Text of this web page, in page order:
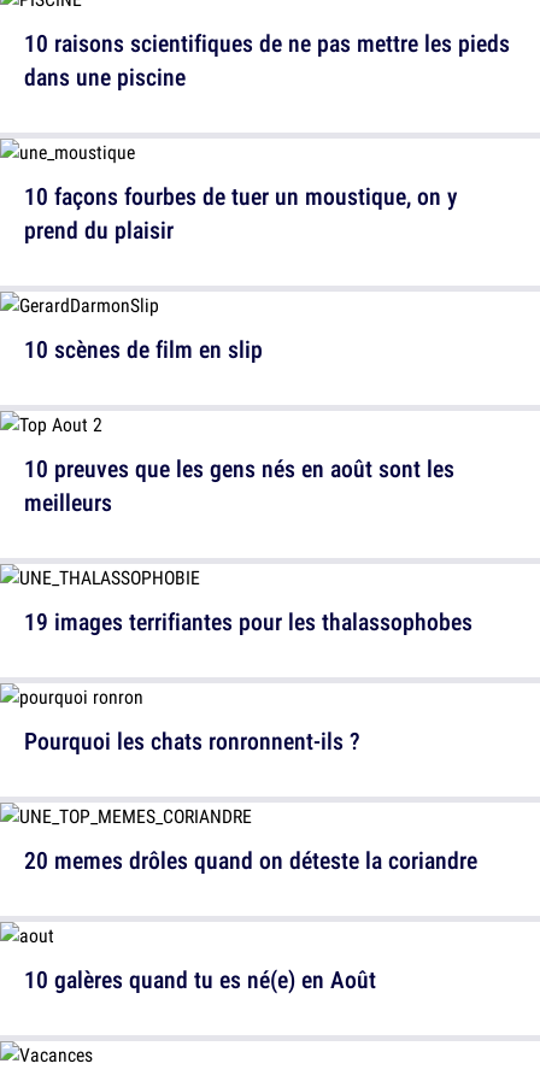
10 façons fourbes de tuer un moustique, on y
prend du plaisir
10 preuves que les gens nés en août sont les
meilleurs
Pourquoi les chats ronronnent-ils ?
10 galères quand tu es né(e) en Août
10 raisons scientifiques de ne pas mettre les pieds
dans une piscine
10 scènes de film en slip
19 images terrifiantes pour les thalassophobes
20 memes drôles quand on déteste la coriandre